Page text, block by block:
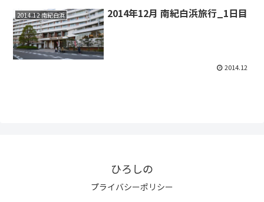
2014.12 南紀白浜 2014年12月 南紀白浜旅行_1日目
2014.12
ひろしの
プライバシーポリシー